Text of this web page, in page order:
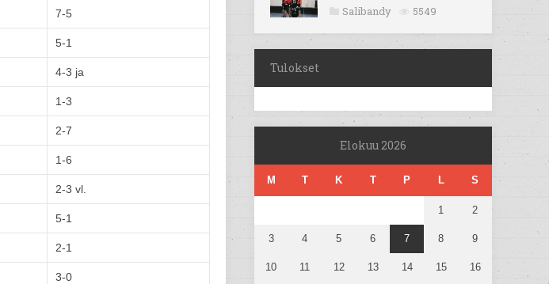
7-5
5-1
4-3 ja
1-3
2-7
1-6
2-3 vl.
5-1
2-1
3-0
Salibandy 5549
Tulokset
Elokuu 2026
M T K T P L S
1 2
3 4 5 6 7 8 9
10 11 12 13 14 15 16